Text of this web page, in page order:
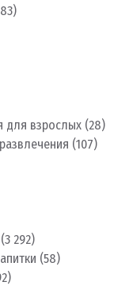
для взрослых (28)
(107)
(3 292)
(58)